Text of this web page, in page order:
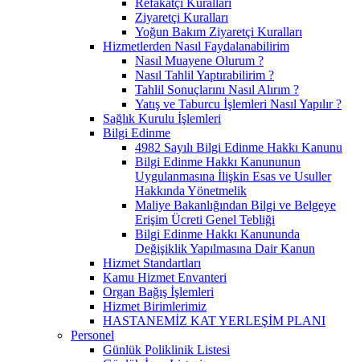
Ziyaretçi Kuralları
Yoğun Bakım Ziyaretçi Kuralları
Hizmetlerden Nasıl Faydalanabilirim
Nasıl Muayene Olurum ?​
Nasıl Tahlil Yaptırabilirim ?
Tahlil Sonuçlarını Nasıl Alırım ?
Yatış ve Taburcu İşlemleri Nasıl Yapılır ?
Sağlık Kurulu İşlemleri
Bilgi Edinme
4982 Sayılı Bilgi Edinme Hakkı Kanunu
Bilgi Edinme Hakkı Kanununun
Uygulanmasına İlişkin Esas ve Usuller
Hakkında Yönetmelik
Maliye Bakanlığından Bilgi ve Belgeye
Erişim Ücreti Genel Tebliği
Bilgi Edinme Hakkı Kanununda
Değişiklik Yapılmasına Dair Kanun
Hizmet Standartları
Kamu Hizmet Envanteri
Organ Bağış İşlemleri
Hizmet Birimlerimiz
HASTANEMİZ KAT YERLEŞİM PLANI
Personel
Günlük Poliklinik Listesi